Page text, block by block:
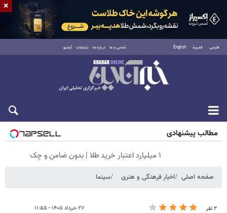
فارسی العربية English تماس با ما درباره ما تبلیغات آرشیو
جمعه ۱۶ مرداد ۱۴۰۵
مطالب پیشنهادی
۱ میلیارد اعتبار خرید طلا | بدون ضامن و چک
صفحه اصلی اخبار فرهنگی و هنری سینما
۲ نفر ۲۷ خرداد ۱۴۰۵ - ۱۱:۵۵
×